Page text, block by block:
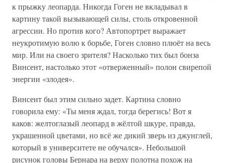
к прыжку леопарда. Никогда Гоген не вкладывал в
картину такой вызывающей силы, столь откровенной
агрессии. Но против кого? Автопортрет выражает
неукротимую волю к борьбе, Гоген словно плюёт на весь
мир. Или на своего зрителя? Насколько тих был бонза
Винсент, настолько этот «отверженный» полон свирепой
энергии «злодея».
Винсент был этим сильно задет. Картина словно
говорила ему: «Ты меня ждал, тогда берегись! Вот я
каков: желтоглазый леопард в жёлтой шкуре, правда,
украшенной цветами, но всё же дикий зверь из джунглей,
который в университете не обучался». Небольшой
рисунок головы Бернара на верху полотна похож на